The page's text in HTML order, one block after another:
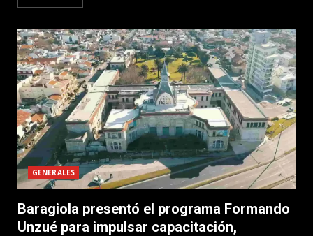
GENERALES
Baragiola presentó el programa Formando
Unzué para impulsar capacitación,